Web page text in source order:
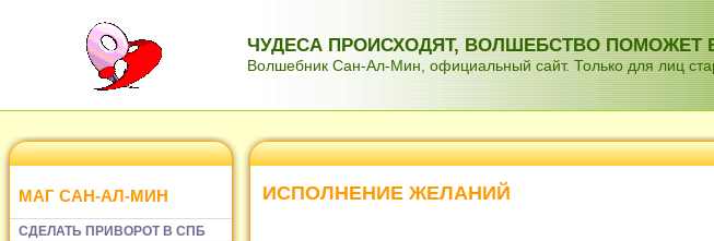
ЧУДЕСА ПРОИСХОДЯТ, ВОЛШЕБСТВО ПОМОЖЕТ
Волшебник Сан-Ал-Мин, официальный сайт. Только для лиц
МАГ САН-АЛ-МИН
СДЕЛАТЬ ПРИВОРОТ В СПБ
ИСПОЛНЕНИЕ ЖЕЛАНИЙ